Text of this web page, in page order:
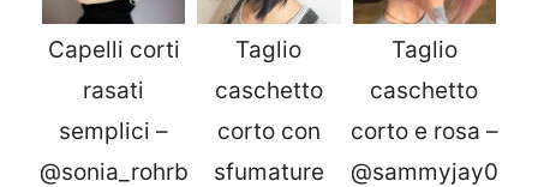
Capelli corti
rasati
semplici –
@sonia_rohrb
Taglio
caschetto
corto con
sfumature
Taglio
caschetto
corto e rosa –
@sammyjay0